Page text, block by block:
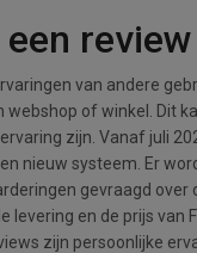
review
van andere
webshop of winkel. Dit
zijn. Vanaf juli
nieuw systeem. Er
gevraagd over
levering en de prijs van
zijn persoonlijke